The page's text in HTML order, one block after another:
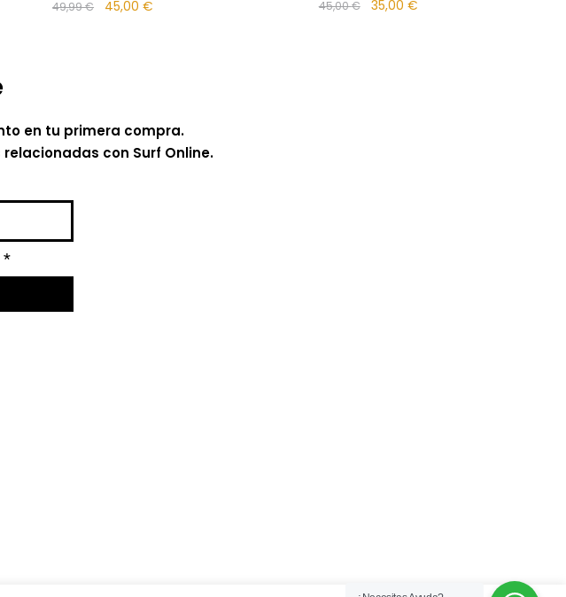
49,99€ 45,00€ 45,00€ 35,00 €
en tu primera compra.
con Surf Online.
*